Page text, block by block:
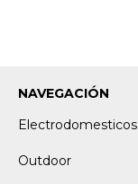
NAVEGACIÓN
Electrodomesticos
Outdoor